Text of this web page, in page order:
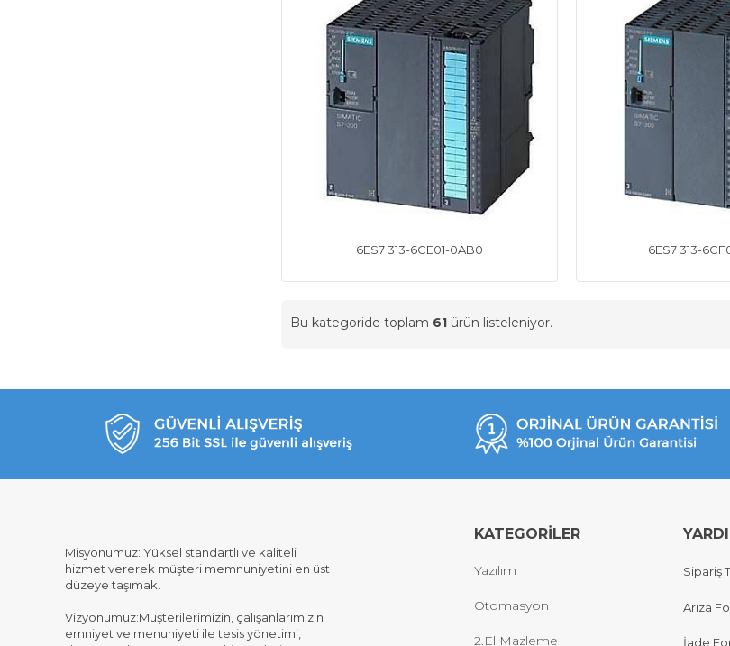
6ES7 313-6CE01-0AB0 6ES7 313-
Bu kategoride toplam 61 ürün listeleniyor.
Misyonumuz: Yüksel standartlı ve kaliteli
hizmet vererek müşteri memnuniyetini en üst
düzeye taşımak.
Vizyonumuz:Müşterilerimizin, çalışanlarımızın
emniyet ve menuniyeti ile tesis yönetimi,
KATEGORİLER
Yazılım
Otomasyon
2.El Mazleme
Sipariş
Arıza
İade